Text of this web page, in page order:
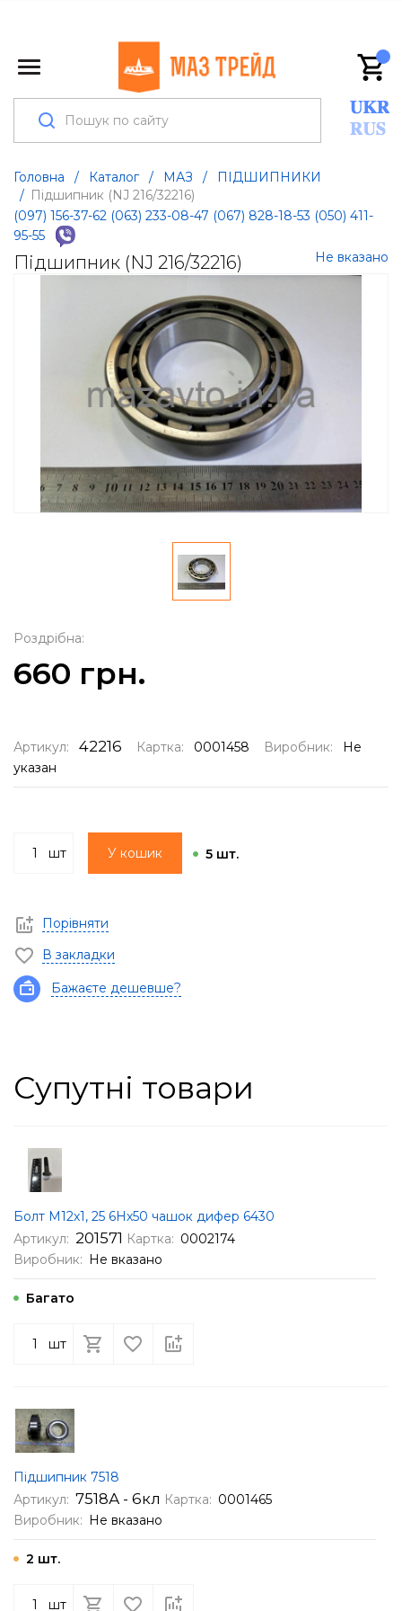
Головна / Каталог / МАЗ /
ПІДШИПНИКИ
/ Підшипник (NJ 216/32216)
(097) 156-37-62 (063) 233-08-47 (067) 828-18-53 (050) 411-
95-55
Підшипник (NJ 216/32216) Не вказано
Роздрібна:
660 грн.
Артикул: 42216 Картка: 0001458 Виробник:
Не
указан
шт У кошик 5 шт.
Порівняти
В закладки
Бажаєте дешевше?
Супутні товари
Болт М12х1, 25 6Нх50 чашок дифер 6430
Артикул: 201571 Картка: 0002174
Виробник: Не вказано
Багато
шт
Підшипник 7518
Артикул: 7518А - 6кл Картка: 0001465
Виробник: Не вказано
2 шт.
шт